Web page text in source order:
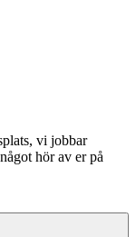
vi jobbar
hör av er på